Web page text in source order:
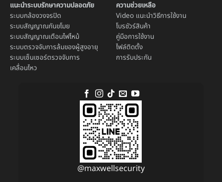
แนะนำระบบรักษาความปลอดภัย
ระบบกล้องวงจรปิด
ระบบสัญญาณกันขโมย
ระบบสัญญาณเตือนไฟไหม้
ระบบตรวจจับการล้มของผู้สูงอายุ
ระบบเซ็นเซอร์ตรวจจับการ
เคลื่อนไหว
ความช่วยเหลือ
Video แนะนำวิธีการใช้งาน
โบรชัวร์สินค้า
คู่มือการใช้งาน
ไฟล์ติดตั้ง
การรับประกัน
@maxwellsecurity